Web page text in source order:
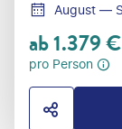
August —
ab1.379€
pro Person
HOTEL